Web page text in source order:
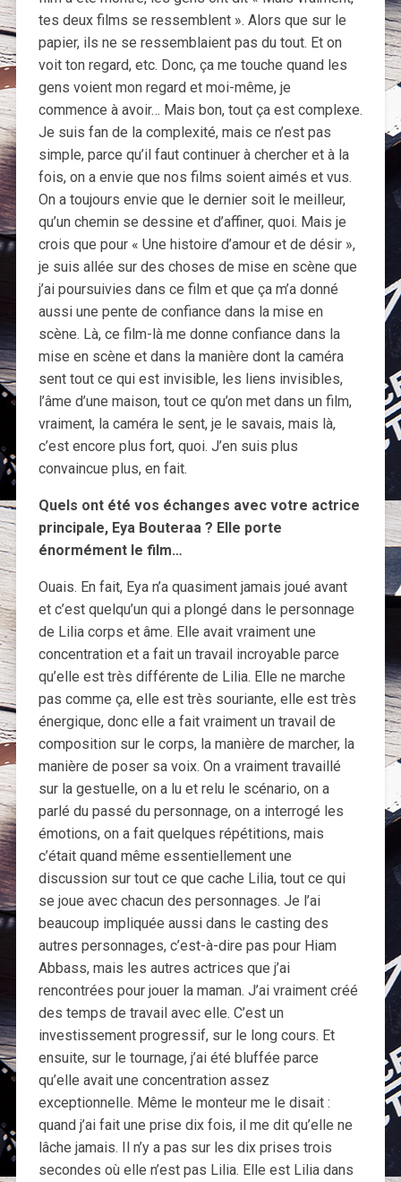
tes deux films se ressemblent ». Alors que sur le
papier, ils ne se ressemblaient pas du tout. Et on
voit ton regard, etc. Donc, ça me touche quand les
gens voient mon regard et moi-même, je
commence à avoir… Mais bon, tout ça est complexe.
Je suis fan de la complexité, mais ce n’est pas
simple, parce qu’il faut continuer à chercher et à la
fois, on a envie que nos films soient aimés et vus.
On a toujours envie que le dernier soit le meilleur,
qu’un chemin se dessine et d’affiner, quoi. Mais je
crois que pour « Une histoire d’amour et de désir »,
je suis allée sur des choses de mise en scène que
j’ai poursuivies dans ce film et que ça m’a donné
aussi une pente de confiance dans la mise en
scène. Là, ce film-là me donne confiance dans la
mise en scène et dans la manière dont la caméra
sent tout ce qui est invisible, les liens invisibles,
l’âme d’une maison, tout ce qu’on met dans un film,
vraiment, la caméra le sent, je le savais, mais là,
c’est encore plus fort, quoi. J’en suis plus
convaincue plus, en fait.
Quels ont été vos échanges avec votre actrice
principale, Eya Bouteraa ? Elle porte
énormément le film…
Ouais. En fait, Eya n’a quasiment jamais joué avant
et c’est quelqu’un qui a plongé dans le personnage
de Lilia corps et âme. Elle avait vraiment une
concentration et a fait un travail incroyable parce
qu’elle est très différente de Lilia. Elle ne marche
pas comme ça, elle est très souriante, elle est très
énergique, donc elle a fait vraiment un travail de
composition sur le corps, la manière de marcher, la
manière de poser sa voix. On a vraiment travaillé
sur la gestuelle, on a lu et relu le scénario, on a
parlé du passé du personnage, on a interrogé les
émotions, on a fait quelques répétitions, mais
c’était quand même essentiellement une
discussion sur tout ce que cache Lilia, tout ce qui
se joue avec chacun des personnages. Je l’ai
beaucoup impliquée aussi dans le casting des
autres personnages, c’est-à-dire pas pour Hiam
Abbass, mais les autres actrices que j’ai
rencontrées pour jouer la maman. J’ai vraiment créé
des temps de travail avec elle. C’est un
investissement progressif, sur le long cours. Et
ensuite, sur le tournage, j’ai été bluffée parce
qu’elle avait une concentration assez
exceptionnelle. Même le monteur me le disait :
quand j’ai fait une prise dix fois, il me dit qu’elle ne
lâche jamais. Il n’y a pas sur les dix prises trois
secondes où elle n’est pas Lilia. Elle est Lilia dans